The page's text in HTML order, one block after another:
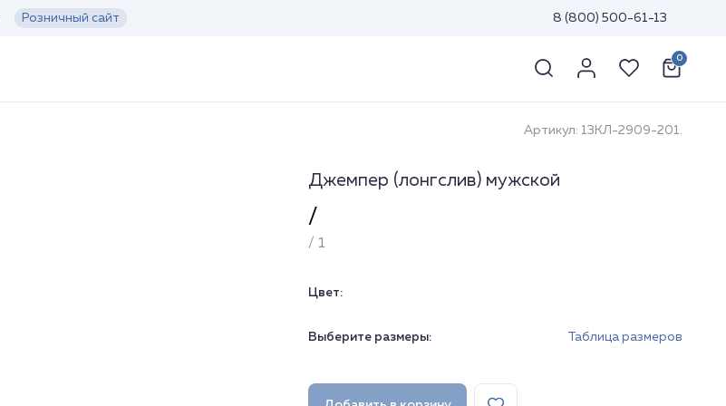
Розничный сайт 8 (800) 500-61-13
0
Артикул: 13КЛ-2909-201.
Джемпер (лонгслив) мужской
/
/ 1
Цвет:
Выберите размеры: Таблица размеров